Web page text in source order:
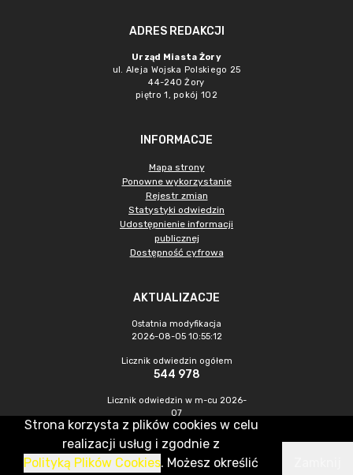
ADRES REDAKCJI
Urząd Miasta Żory
ul. Aleja Wojska Polskiego 25
44-240 Żory
piętro 1, pokój 102
INFORMACJE
Mapa strony
Ponowne wykorzystanie
Rejestr zmian
Statystyki odwiedzin
Udostępnienie informacji
publicznej
Dostępność cyfrowa
AKTUALIZACJE
Ostatnia modyfikacja
2026-08-05 10:55:12
Licznik odwiedzin ogółem
544 978
Licznik odwiedzin w m-cu 2026-
07
994
CMS & Hosting: Nefeni Sp. z o.o.
Strona korzysta z plików cookies w celu
realizacji usług i zgodnie z
Polityką Plików Cookies. Możesz określić